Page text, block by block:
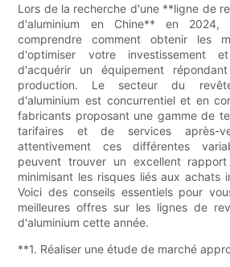
Lors de la recherche d'une **ligne de
d'aluminium en Chine** en
comprendre comment obtenir les
d'optimiser votre investissement
d'acquérir un équipement
production. Le secteur du
d'aluminium est concurrentiel et en
fabricants proposant une gamme de
tarifaires et de services après-
attentivement ces différentes
peuvent trouver un excellent
minimisant les risques liés aux achats
Voici des conseils essentiels pour
meilleures offres sur les lignes de
d'aluminium cette année.
**1. Réaliser une étude de marché